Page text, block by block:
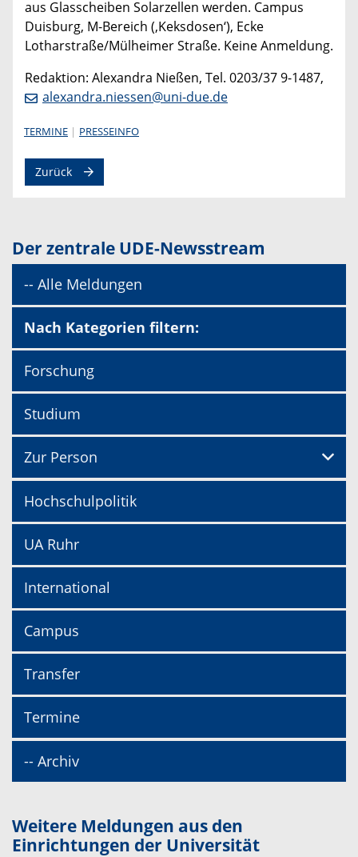
aus Glasscheiben Solarzellen werden. Campus
Duisburg, M-Bereich (‚Keksdosen‘), Ecke
Lotharstraße/Mülheimer Straße. Keine Anmeldung.
Redaktion: Alexandra Nießen, Tel. 0203/37 9-1487,
alexandra.niessen@uni-due.de
TERMINE PRESSEINFO
Zurück
Der zentrale UDE-Newsstream
-- Alle Meldungen
Nach Kategorien filtern:
Forschung
Studium
Zur Person
Hochschulpolitik
UA Ruhr
International
Campus
Transfer
Termine
-- Archiv
Weitere Meldungen aus den
Einrichtungen der Universität